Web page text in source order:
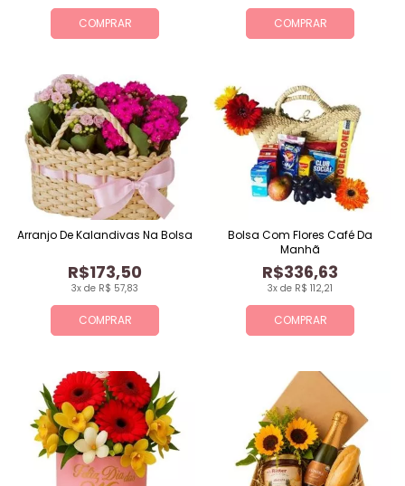
COMPRAR COMPRAR
COMPRAR
3x de R$ 57,83
R$173,50
Arranjo De Kalandivas Na Bolsa
COMPRAR
3x de R$ 112,21
R$336,63
Bolsa Com Flores Café Da
Manhã